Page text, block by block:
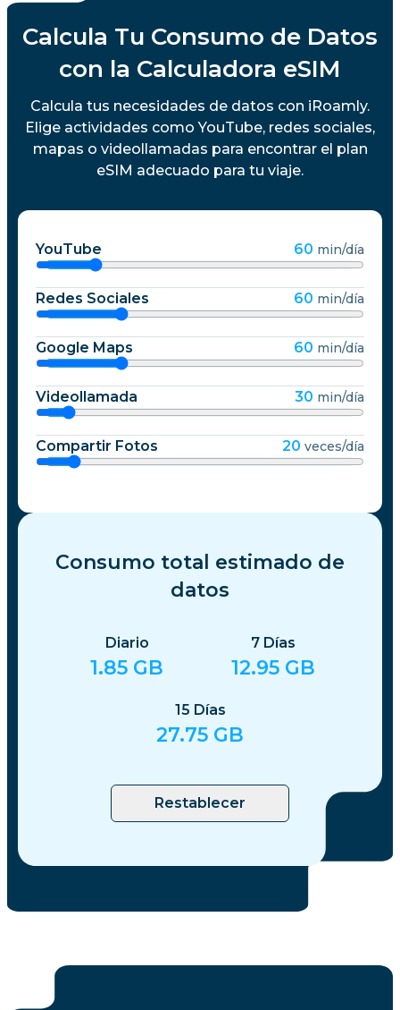
Calcula Tu Consumo de Datos
con la Calculadora eSIM
Calcula tus necesidades de datos con iRoamly.
Elige actividades como YouTube, redes sociales,
mapas o videollamadas para encontrar el plan
eSIM adecuado para tu viaje.
YouTube 60 min/día
Redes Sociales 60 min/día
Google Maps 60 min/día
Videollamada 30 min/día
Compartir Fotos 20 veces/día
Consumo total estimado de
datos
Diario
1.85 GB
7 Días
12.95 GB
15 Días
27.75 GB
Restablecer